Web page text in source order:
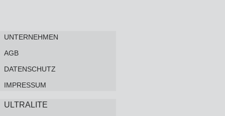
UNTERNEHMEN
AGB
DATENSCHUTZ
IMPRESSUM
ULTRALITE